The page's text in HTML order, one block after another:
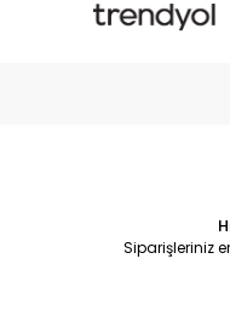
Siparişleriniz